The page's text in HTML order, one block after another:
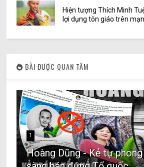
Hiện tượng Thích Minh
lợi dụng tôn giáo trên
BÀI ĐƯỢC QUAN TÂM
1
Hoàng Dũng - Kẻ tự